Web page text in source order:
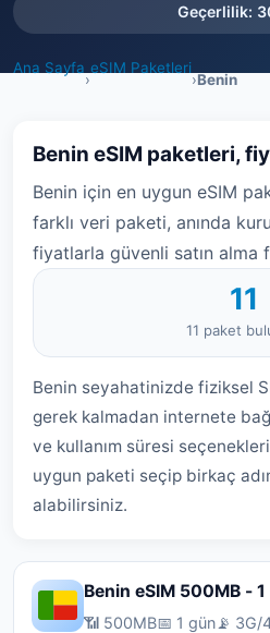
Geçerlilik:
Ana Sayfa
›
eSIM Paketleri
›Benin
Benin eSIM paketleri,
Benin için en uygun eSIM
farklı veri paketi, anında
fiyatlarla güvenli satın alma
11
11 paket
Benin seyahatinizde fiziksel
gerek kalmadan internete
ve kullanım süresi
uygun paketi seçip birkaç
alabilirsiniz.
Benin eSIM 500MB - 1
📶 500MB📅 1 gün📡 3G/